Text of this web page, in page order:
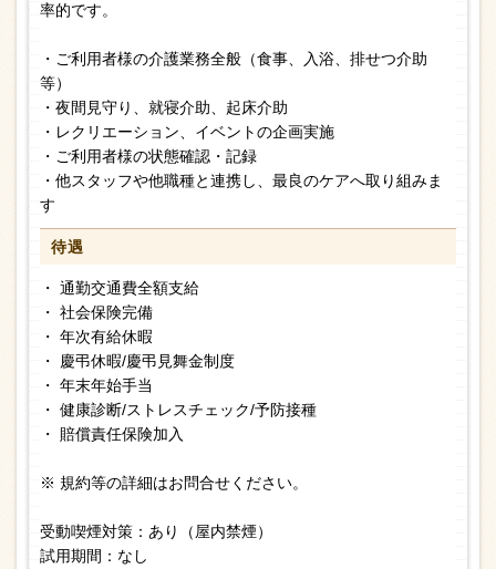
率的です。
・ご利用者様の介護業務全般（食事、入浴、排せつ介助
等）
・夜間見守り、就寝介助、起床介助
・レクリエーション、イベントの企画実施
・ご利用者様の状態確認・記録
・他スタッフや他職種と連携し、最良のケアへ取り組みま
す
待遇
・ 通勤交通費全額支給
・ 社会保険完備
・ 年次有給休暇
・ 慶弔休暇/慶弔見舞金制度
・ 年末年始手当
・ 健康診断/ストレスチェック/予防接種
・ 賠償責任保険加入
※ 規約等の詳細はお問合せください。
受動喫煙対策：あり（屋内禁煙）
試用期間：なし